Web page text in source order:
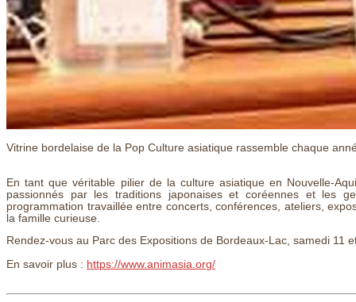
Vitrine bordelaise de la Pop Culture asiatique rassemble chaque
En tant que véritable pilier de la culture asiatique en Nouvelle-
passionnés par les traditions japonaises et coréennes et les
programmation travaillée entre concerts, conférences, ateliers,
la famille curieuse.
Rendez-vous au Parc des Expositions de Bordeaux-Lac, samedi 11
En savoir plus : https://www.animasia.org/